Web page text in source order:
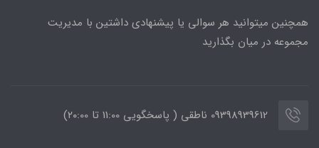
همچنین میتوانید هر سوالی یا پیشنهادی داشتین با مدیریت
مجموعه در میان بگذارید
09398939612 ناطقی ( پاسخگویی 11:00 تا ۲۰:00)